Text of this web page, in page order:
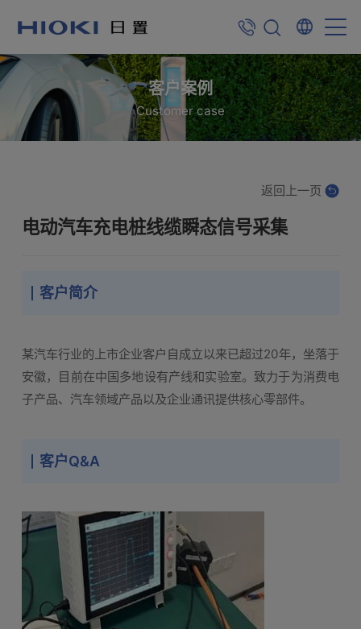
客户案例
Customer case
电动汽车充电桩线缆瞬态信号采集
返回上一页
客户简介
某汽车行业的上市企业客户自成立以来已超过20年，坐落于
安徽，目前在中国多地设有产线和实验室。致力于为消费电
子产品、汽车领域产品以及企业通讯提供核心零部件。
客户Q&A